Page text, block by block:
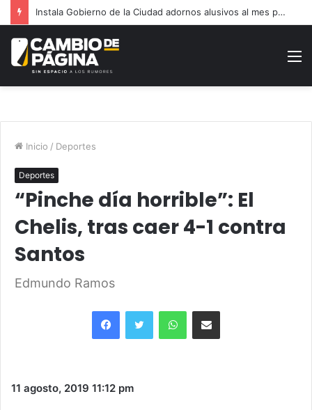
Instala Gobierno de la Ciudad adornos alusivos al mes patrio
Inicio / Deportes
Deportes
“Pinche día horrible”: El
Chelis, tras caer 4-1 contra
Santos
Edmundo Ramos
FacebookTwitter WhatsAppShare via Email
11 agosto, 2019 11:12 pm